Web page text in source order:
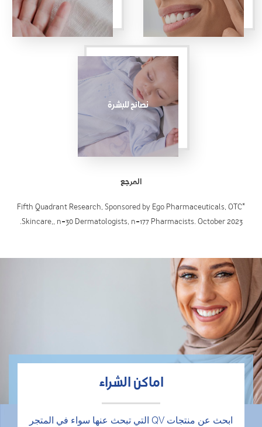
نصائح للبشرة
المرجع
*Fifth Quadrant Research, Sponsored by Ego Pharmaceuticals, OTC
Skincare,, n=30 Dermatologists, n=177 Pharmacists. October 2023.
اماكن الشراء
ابحث عن منتجات QV التي تبحث عنها سواء في المتجر